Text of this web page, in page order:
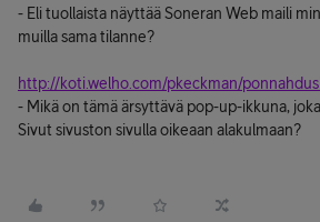
- Eli tuollaista näyttää Soneran Web maili
muilla sama tilanne?
http://koti.welho.com/pkeckman/
- Mikä on tämä ärsyttävä pop-up-ikkuna,
Sivut sivuston sivulla oikeaan alakulmaan?